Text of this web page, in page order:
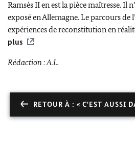
Ramsès II en est la pièce maîtresse. Il
exposé en Allemagne. Le parcours
expériences de reconstitution en
plus
Rédaction : A.L.
RETOUR À : « C'EST AUSSI